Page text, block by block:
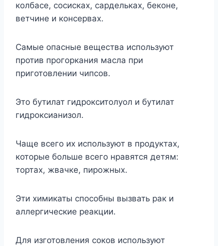
колбасе, сосисках, сардельках, беконе,
ветчине и консервах.
Самые опасные вещества используют
против прогоркания масла при
приготовлении чипсов.
Это бутилат гидрокситолуол и бутилат
гидроксианизол.
Чаще всего их используют в продуктах,
которые больше всего нравятся детям:
тортах, жвачке, пирожных.
Эти химикаты способны вызвать рак и
аллергические реакции.
Для изготовления соков используют